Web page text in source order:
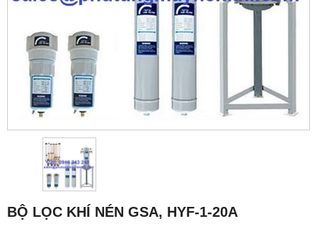
BỘ LỌC KHÍ NÉN GSA, HYF-1-20A